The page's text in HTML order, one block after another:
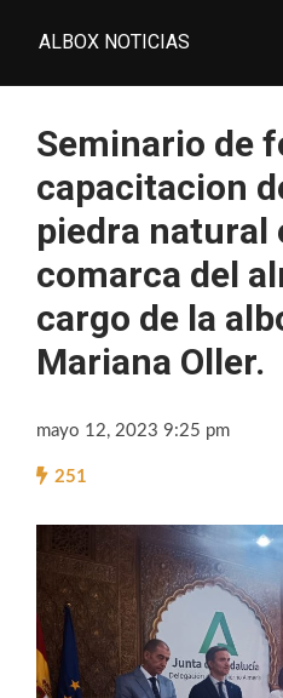
ALBOX NOTICIAS
Seminario de
capacitacion
piedra natural
comarca del
cargo de la
Mariana Oller.
mayo 12, 2023 9:25 pm
251